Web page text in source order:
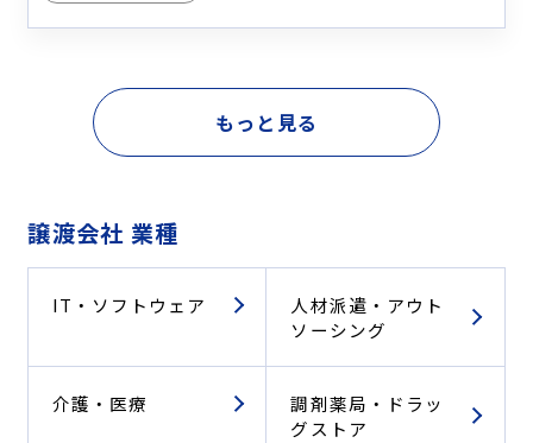
もっと見る
譲渡会社 業種
IT・ソフトウェア
人材派遣・アウト
ソーシング
介護・医療
調剤薬局・ドラッ
グストア